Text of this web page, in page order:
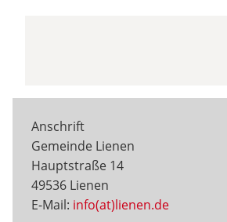
Anschrift
Gemeinde Lienen
Hauptstraße 14
49536 Lienen
E-Mail: info(at)lienen.de